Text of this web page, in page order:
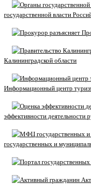
государственной власти
Калининградской области
Информационный центр
эффективности деятельности
государственных и